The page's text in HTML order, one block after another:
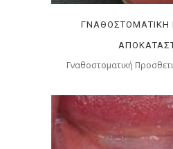
ΓΝΑΘΟΣΤΟΜΑΤΙΚΉ
Γναθοστοματική